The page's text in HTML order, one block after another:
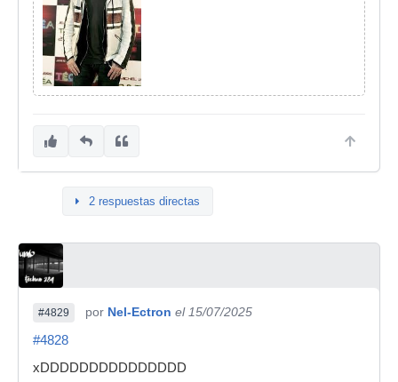
2 respuestas directas
#4829 por Nel-Ectron el 15/07/2025
#4828
xDDDDDDDDDDDDDDD